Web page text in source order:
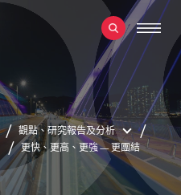
觀點、研究報告及分析
更快、更高、更強 — 更團結